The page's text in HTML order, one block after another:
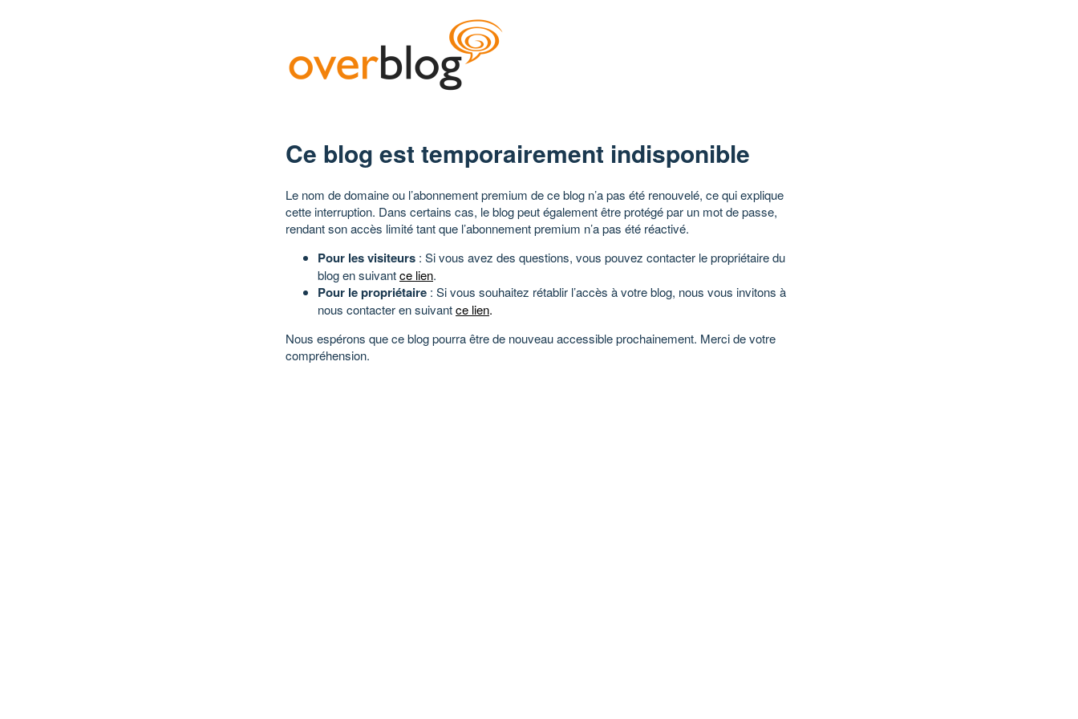
Ce blog est temporairement indisponible
Le nom de domaine ou l’abonnement premium de ce blog n’a pas été renouvelé, ce qui explique
cette interruption. Dans certains cas, le blog peut également être protégé par un mot de passe,
rendant son accès limité tant que l’abonnement premium n’a pas été réactivé.
Pour les visiteurs : Si vous avez des questions, vous pouvez contacter le propriétaire du
blog en suivantce lien.
Pour le propriétaire : Si vous souhaitez rétablir l’accès à votre blog, nous vous invitons à
nous contacter en suivantce lien.
Nous espérons que ce blog pourra être de nouveau accessible prochainement. Merci de votre
compréhension.